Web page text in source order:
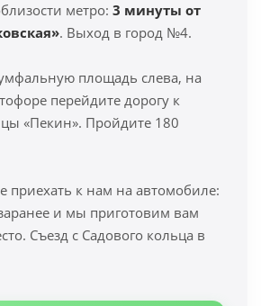
метро: 3 минуты от
. Выход в город №4.
площадь слева, на
перейдите дорогу к
«Пекин». Пройдите 180
приехать к нам на автомобиле:
и мы приготовим вам
Съезд с Садового кольца в